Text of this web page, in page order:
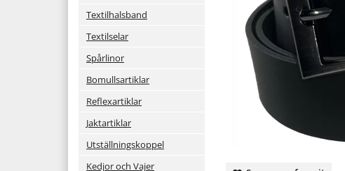
Textilhalsband
Textilselar
Spårlinor
Bomullsartiklar
Reflexartiklar
Jaktartiklar
Utställningskoppel
Kedjor och Vajer